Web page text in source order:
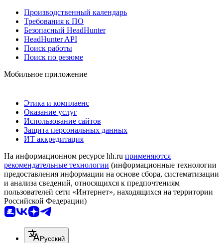
Производственный календарь
Требования к ПО
Безопасный HeadHunter
HeadHunter API
Поиск работы
Поиск по резюме
Мобильное приложение
Этика и комплаенс
Оказание услуг
Использование сайтов
Защита персональных данных
ИТ аккредитация
На информационном ресурсе hh.ru применяются
рекомендательные технологии (информационные технологии
предоставления информации на основе сбора, систематизации
и анализа сведений, относящихся к предпочтениям
пользователей сети «Интернет», находящихся на территории
Российской Федерации)
Русский